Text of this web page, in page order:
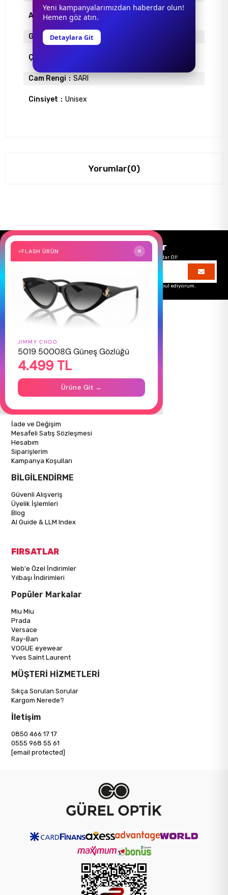
Ayna YOK
Gövde Rengi ALTIN
Çerçeve Materyali
Cam Rengi SARI
Cinsiyet Unisex
Yorumlar(0)
Size Özel Kampanyalar
Hemen Kayıt Ol Fırsatlardan Önce Sen Haberdar Ol!
Üyelik koşullarınıvekişisel verilerimin korunmasını kabul ediyorum.
HAKKIMIZDA
Hakkımızda
Gizlilik Politikası
İletişim
Mağazalarımız
ALIŞVERİŞ BİLGİLERİ
İade ve Değişim
Mesafeli Satış Sözleşmesi
Hesabım
Siparişlerim
Kampanya Koşulları
BİLGİLENDİRME
Güvenli Alışveriş
Üyelik İşlemleri
Blog
AI Guide & LLM Index
FIRSATLAR
Web'e Özel İndirimler
Yılbaşı İndirimleri
Popüler Markalar
Miu Miu
Prada
Versace
Ray-Ban
VOGUE eyewear
Yves Saint Laurent
MÜŞTERİ HİZMETLERİ
Sıkça Sorulan Sorular
Kargom Nerede?
İletişim
0850 466 17 17
0555 968 55 61
[email protected]
Yeni kampanyalarımızdan haberdar olun!
Hemen göz atın.
Detaylara Git
FLASH ÜRÜN ✕
JIMMY CHOO
5019 50008G Güneş Gözlüğü
4.499 TL
Ürüne Git →